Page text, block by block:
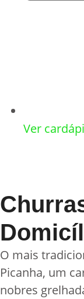
Ver
O mais
Picanha, um
nobres